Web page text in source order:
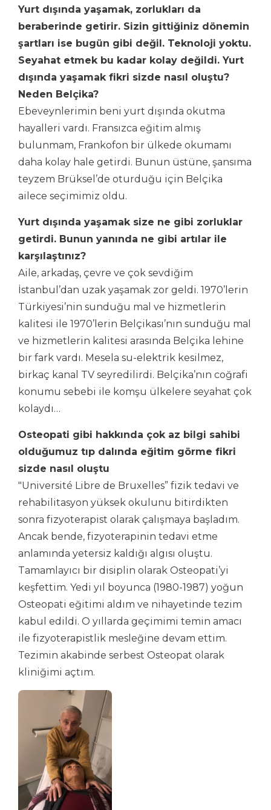
Yurt dışında yaşamak, zorlukları da
beraberinde getirir. Sizin gittiğiniz dönemin
şartları ise bugün gibi değil. Teknoloji yoktu.
Seyahat etmek bu kadar kolay değildi. Yurt
dışında yaşamak fikri sizde nasıl oluştu?
Neden Belçika?
Ebeveynlerimin beni yurt dışında okutma
hayalleri vardı. Fransızca eğitim almış
bulunmam, Frankofon bir ülkede okumamı
daha kolay hale getirdi. Bunun üstüne, şansıma
teyzem Brüksel’de oturduğu için Belçika
ailece seçimimiz oldu.
Yurt dışında yaşamak size ne gibi zorluklar
getirdi. Bunun yanında ne gibi artılar ile
karşılaştınız?
Aile, arkadaş, çevre ve çok sevdiğim
İstanbul’dan uzak yaşamak zor geldi. 1970’lerin
Türkiyesi’nin sunduğu mal ve hizmetlerin
kalitesi ile 1970’lerin Belçikası’nın sunduğu mal
ve hizmetlerin kalitesi arasında Belçika lehine
bir fark vardı. Mesela su-elektrik kesilmez,
birkaç kanal TV seyredilirdi. Belçika’nın coğrafi
konumu sebebi ile komşu ülkelere seyahat çok
kolaydı…
Osteopati gibi hakkında çok az bilgi sahibi
olduğumuz tıp dalında eğitim görme fikri
sizde nasıl oluştu
"Université Libre de Bruxelles” fizik tedavi ve
rehabilitasyon yüksek okulunu bitirdikten
sonra fizyoterapist olarak çalışmaya başladım.
Ancak bende, fizyoterapinin tedavi etme
anlamında yetersiz kaldığı algısı oluştu.
Tamamlayıcı bir disiplin olarak Osteopati’yi
keşfettim. Yedi yıl boyunca (1980-1987) yoğun
Osteopati eğitimi aldım ve nihayetinde tezim
kabul edildi. O yıllarda geçimimi temin amacı
ile fizyoterapistlik mesleğine devam ettim.
Tezimin akabinde serbest Osteopat olarak
kliniğimi açtım.